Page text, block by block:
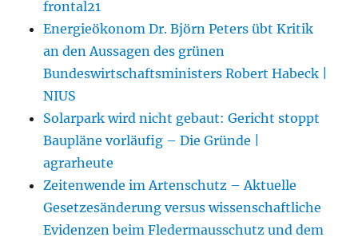
frontal21
Energieökonom Dr. Björn Peters übt Kritik
an den Aussagen des grünen
Bundeswirtschaftsministers Robert Habeck |
NIUS
Solarpark wird nicht gebaut: Gericht stoppt
Baupläne vorläufig – Die Gründe |
agrarheute
Zeitenwende im Artenschutz – Aktuelle
Gesetzesänderung versus wissenschaftliche
Evidenzen beim Fledermausschutz und dem